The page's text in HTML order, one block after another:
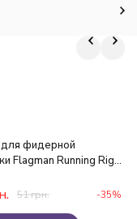
фидерной
Flagman Running Rig
51грн. -35%